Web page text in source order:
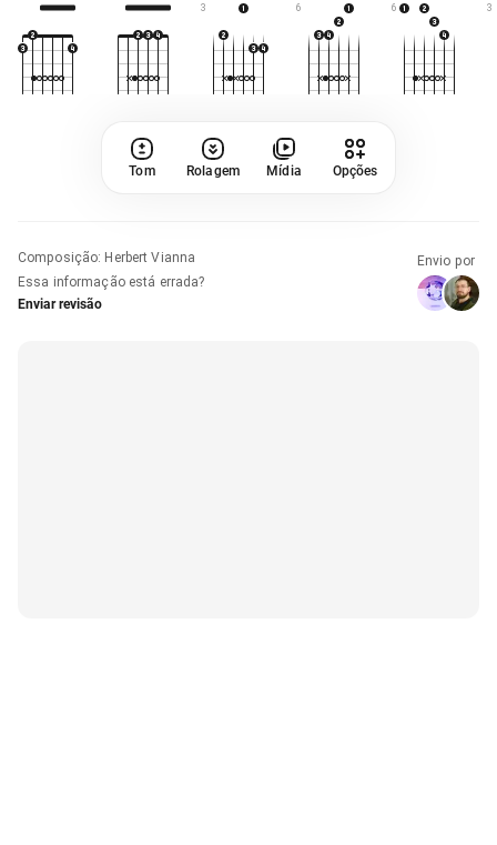
3 6 6 3
Tom Rolagem Mídia Opções
Composição: Herbert Vianna
Essa informação está errada?
Enviar revisão
Envio por